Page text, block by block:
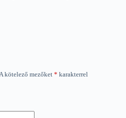
kötelező mezőket * karakterrel